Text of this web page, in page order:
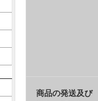
商品の発送及び